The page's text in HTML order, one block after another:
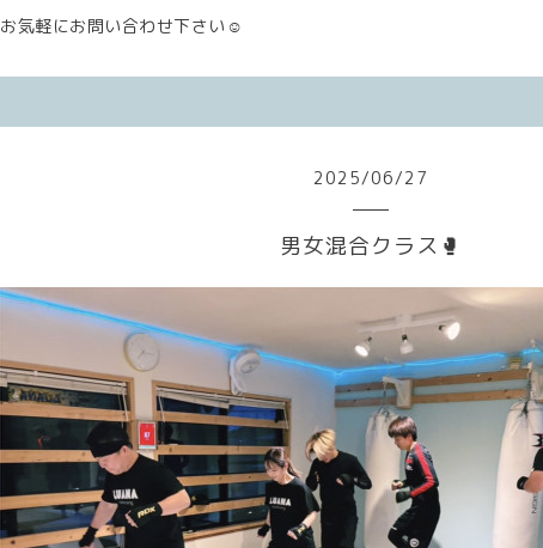
お気軽にお問い合わせ下さい☺️
2025/06/27
男女混合クラス🥊